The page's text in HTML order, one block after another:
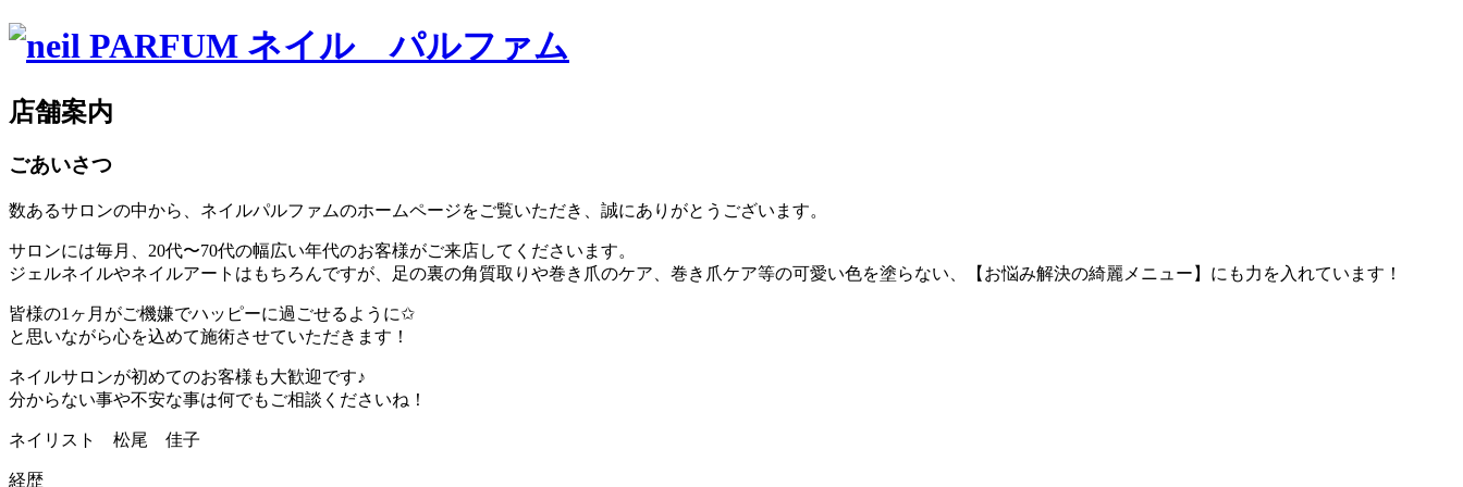
店舗案内
ごあいさつ
数あるサロンの中から、ネイルパルファムのホームページをご覧いただき、誠にありがとうございます。
サロンには毎月、20代〜70代の幅広い年代のお客様がご来店してくださいます。
ジェルネイルやネイルアートはもちろんですが、足の裏の角質取りや巻き爪のケア、巻き爪ケア等の可愛い色を塗らない、【お悩み解決の綺麗メニュー】にも力を入れています！
皆様の1ヶ月がご機嫌でハッピーに過ごせるように✩
と思いながら心を込めて施術させていただきます！
ネイルサロンが初めてのお客様も大歓迎です♪
分からない事や不安な事は何でもご相談くださいね！
ネイリスト 松尾 佳子
経歴